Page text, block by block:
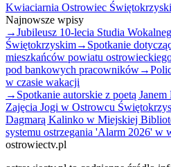
Kwiaciarnia Ostrowiec Świętokrzyski
Najnowsze wpisy
→Jubileusz 10-lecia Studia
Świętokrzyskim→ Spotkanie
mieszkańców powiatu
pod bankowych pracowników→
w czasie wakacji
→ Spotkanie autorskie z poetą Janem
Zajęcia Jogi w Ostrowcu
Dagmarą Kalinko w Miejskiej
systemu ostrzegania 'Alarm 2026'
ostrowiectv.pl